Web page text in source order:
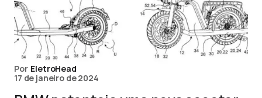
Por EletroHead
17 de janeiro de 2024